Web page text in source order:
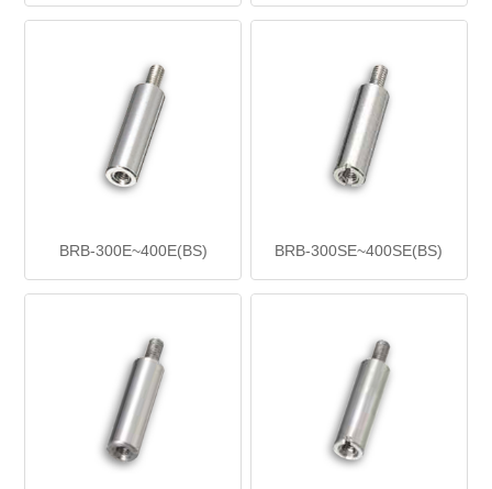
BRB-300E~400E(BS) BRB-300SE~400SE(BS)